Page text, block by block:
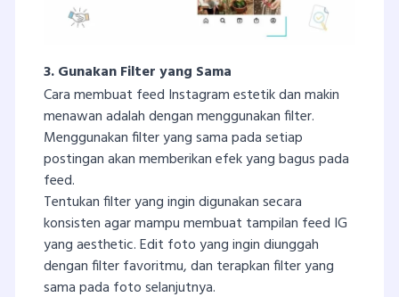
3. Gunakan Filter yang Sama
Cara membuat feed Instagram estetik dan makin
menawan adalah dengan menggunakan filter.
Menggunakan filter yang sama pada setiap
postingan akan memberikan efek yang bagus pada
feed.
Tentukan filter yang ingin digunakan secara
konsisten agar mampu membuat tampilan feed IG
yang aesthetic. Edit foto yang ingin diunggah
dengan filter favoritmu, dan terapkan filter yang
sama pada foto selanjutnya.